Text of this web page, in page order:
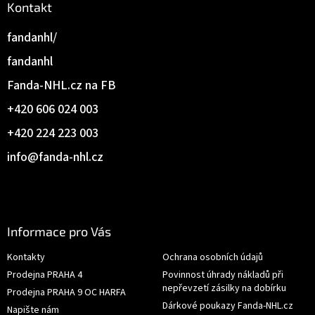
Kontakt
info@fanda-nhl.cz
+420 224 223 003
+420 606 024 003
Fanda-NHL.cz na FB
fandanhl
fandanhl/
Informace pro Vás
Kontakty
Prodejna PRAHA 4
Prodejna PRAHA 9 OC HARFA
Napište nám
Ochrana osobních údajů
Povinnost úhrady nákladů při
nepřevzetí zásilky na dobírku
Dárkové poukazy Fanda-NHL.cz